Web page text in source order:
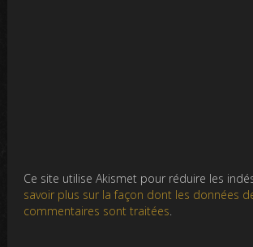
Ce site utilise Akismet pour réduire les
savoir plus sur la façon dont les données
commentaires sont traitées